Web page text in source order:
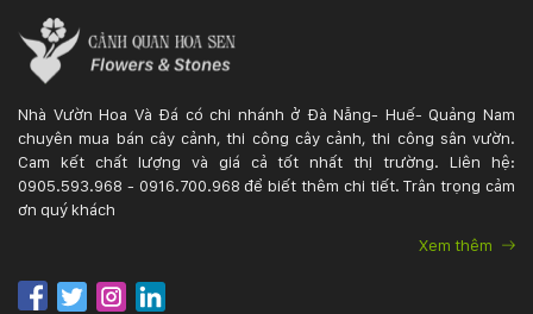
Nhà Vườn Hoa Và Đá có chi nhánh ở Đà Nẵng- Huế- Quảng Nam
chuyên mua bán cây cảnh, thi công cây cảnh, thi công sân vườn.
Cam kết chất lượng và giá cả tốt nhất thị trường. Liên hệ:
0905.593.968 - 0916.700.968 để biết thêm chi tiết. Trân trọng cảm
ơn quý khách
Xem thêm